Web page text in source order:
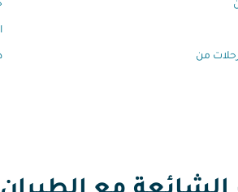
رحلات من